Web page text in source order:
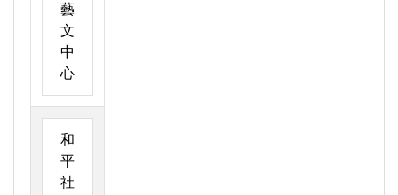
藝
文
中
心
和
平
社